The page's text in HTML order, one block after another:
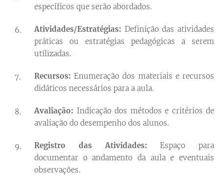
específicos que serão abordados.
Atividades/Estratégias: Definição das atividades
práticas ou estratégias pedagógicas a serem
utilizadas.
Recursos: Enumeração dos materiais e recursos
didáticos necessários para a aula.
Avaliação: Indicação dos métodos e critérios de
avaliação do desempenho dos alunos.
Registro das Atividades: Espaço para
documentar o andamento da aula e eventuais
observações.